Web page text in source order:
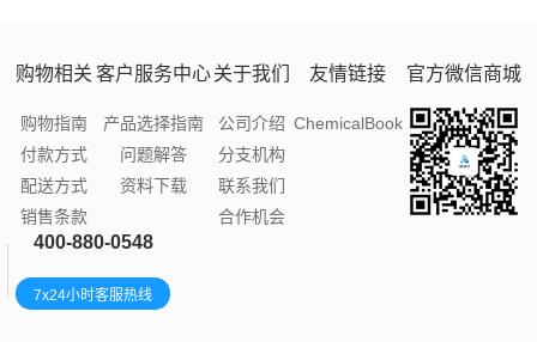
购物相关
购物指南
付款方式
配送方式
销售条款
客户服务中心
产品选择指南
问题解答
资料下载
关于我们
公司介绍
分支机构
联系我们
合作机会
友情链接
ChemicalBook
官方微信商城
400-880-0548
7x24小时客服热线